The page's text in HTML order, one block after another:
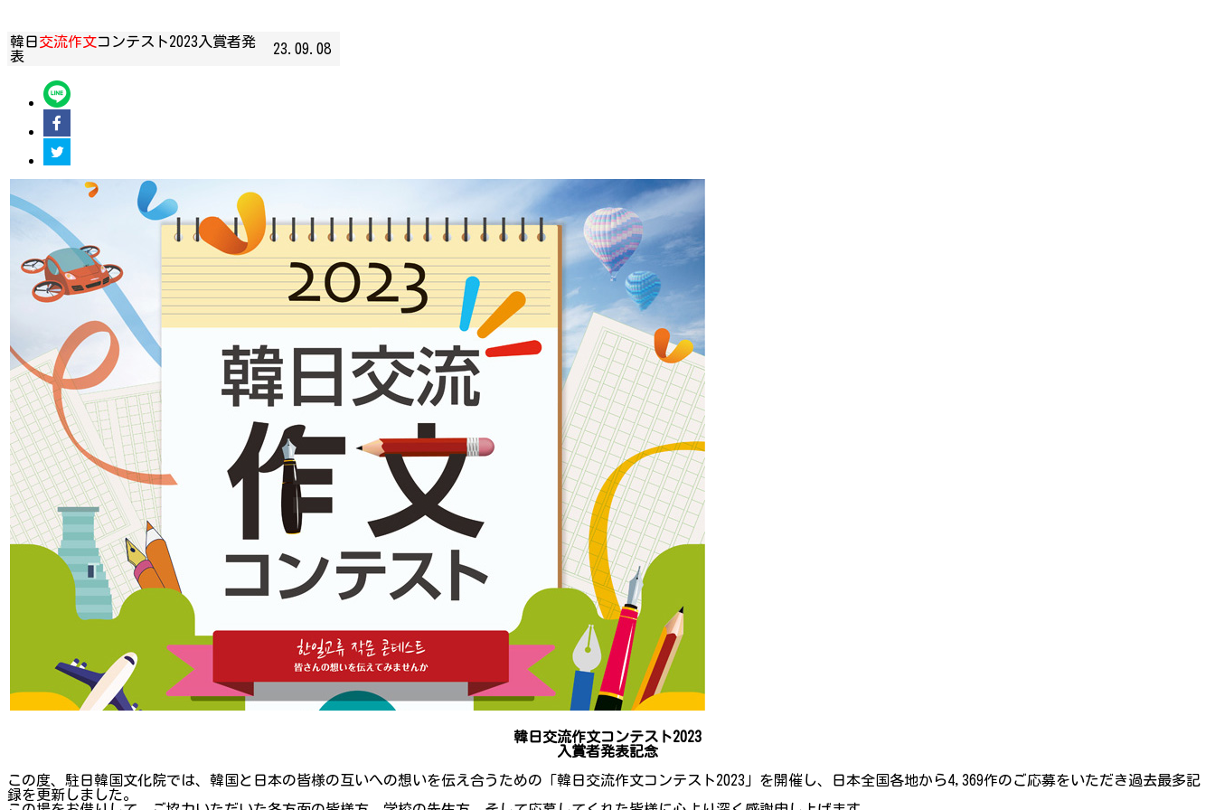
韓日交流作文コンテスト2023入賞者発
表
23.09.08
韓日交流作文コンテスト2023
入賞者発表記念
この度、駐日韓国文化院では、韓国と日本の皆様の互いへの想いを伝え合うための「韓日交流作文コンテスト2023」を開催し、日本全国各地から4,369作のご応募をいただき過去最多記
録を更新しました。